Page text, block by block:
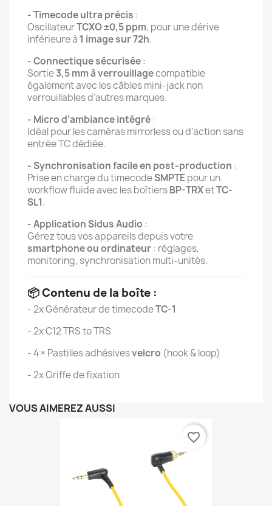
- Timecode ultra précis :
OscillateurTCXO ±0,5 ppm, pour une dérive
inférieure à 1 image sur 72h.
- Connectique sécurisée:
Sortie3,5 mm à verrouillagecompatible
également avec les câbles mini-jack non
verrouillables d’autres marques.
- Micro d’ambiance intégré:
Idéal pour les caméras mirrorless ou d’action sans
entrée TC dédiée.
- Synchronisation facile en post-production :
Prise en charge du timecodeSMPTEpour un
workflow fluide avec les boîtiersBP-TRXetTC-
SL1.
- Application Sidus Audio :
Gérez tous vos appareils depuis votre
smartphone ou ordinateur: réglages,
monitoring, synchronisation multi-unités.
📦Contenu de la boîte :
- 2x Générateur de timecodeTC-1
- 2x C12 TRS to TRS
- 4 × Pastilles adhésivesvelcro (hook & loop)
- 2x Griffe de fixation
VOUS AIMEREZ AUSSI
favorite_border